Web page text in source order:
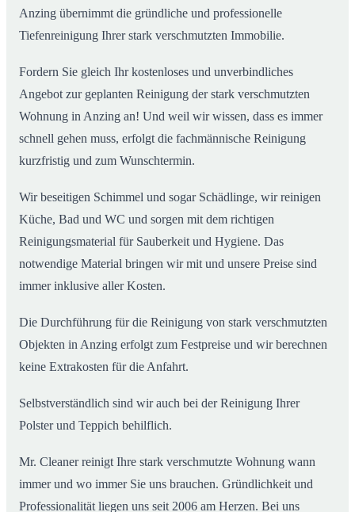
Anzing übernimmt die gründliche und professionelle
Tiefenreinigung Ihrer stark verschmutzten Immobilie.
Fordern Sie gleich Ihr kostenloses und unverbindliches
Angebot zur geplanten Reinigung der stark verschmutzten
Wohnung in Anzing an! Und weil wir wissen, dass es immer
schnell gehen muss, erfolgt die fachmännische Reinigung
kurzfristig und zum Wunschtermin.
Wir beseitigen Schimmel und sogar Schädlinge, wir reinigen
Küche, Bad und WC und sorgen mit dem richtigen
Reinigungsmaterial für Sauberkeit und Hygiene. Das
notwendige Material bringen wir mit und unsere Preise sind
immer inklusive aller Kosten.
Die Durchführung für die Reinigung von stark verschmutzten
Objekten in Anzing erfolgt zum Festpreise und wir berechnen
keine Extrakosten für die Anfahrt.
Selbstverständlich sind wir auch bei der Reinigung Ihrer
Polster und Teppich behilflich.
Mr. Cleaner reinigt Ihre stark verschmutzte Wohnung wann
immer und wo immer Sie uns brauchen. Gründlichkeit und
Professionalität liegen uns seit 2006 am Herzen. Bei uns